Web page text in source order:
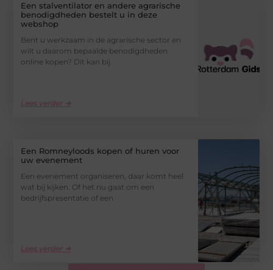
Een stalventilator en andere agrarische
benodigdheden bestelt u in deze
webshop
Bent u werkzaam in de agrarische sector en
wilt u daarom bepaalde benodigdheden
online kopen? Dit kan bij
Lees verder ➜
Een Romneyloods kopen of huren voor
uw evenement
Een evenement organiseren, daar komt heel
wat bij kijken. Of het nu gaat om een
bedrijfspresentatie of een
Lees verder ➜